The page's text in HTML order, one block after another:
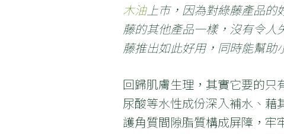
木油上市，因為對綠藤產品的
藤的其他產品一樣，沒有令人
藤推出如此好用，同時能幫助
回歸肌膚生理，其實它要的只
尿酸等水性成份深入補水、
護角質間隙脂質構成屏障，牢